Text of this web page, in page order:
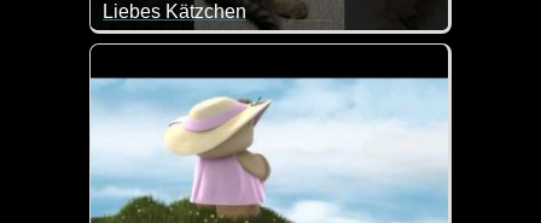
Liebes Kätzchen
Ist das nicht goldig wie das Kätzchen den Hund